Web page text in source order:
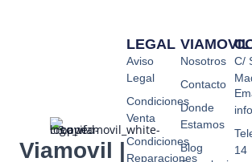
Viamovil |
VIAMOVIL
Nosotros
Contacto
Donde
Estamos
Blog
LEGAL
Aviso
Legal
Condiciones
Venta
Condiciones
Reparaciones
C/
14